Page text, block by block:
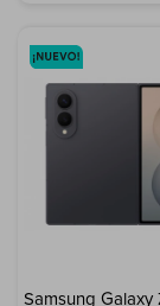
Samsung Galaxy
Tiendas